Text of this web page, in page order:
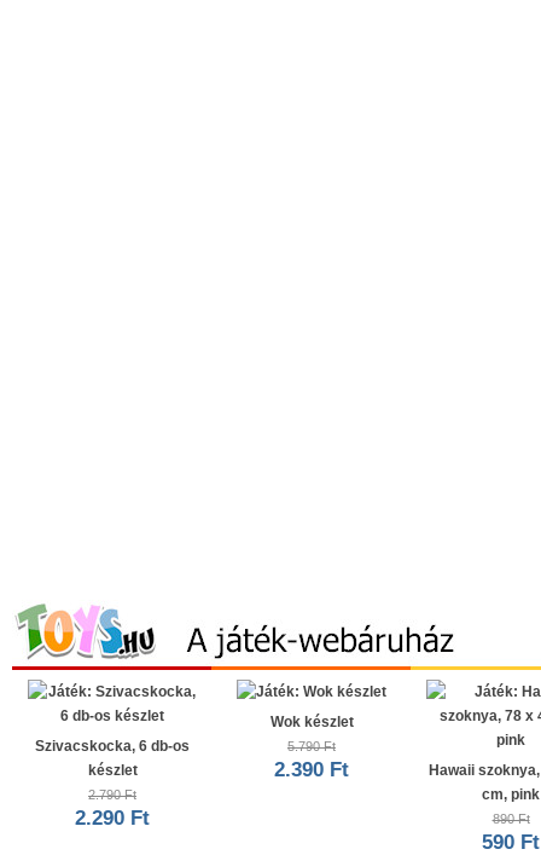
Szivacskocka, 6 db-os
készlet
2.790 Ft
2.290 Ft
Wok készlet
5.790 Ft
2.390 Ft
Hawaii
cm, pink
890 Ft
590 Ft